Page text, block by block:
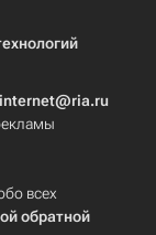
всех
обратной